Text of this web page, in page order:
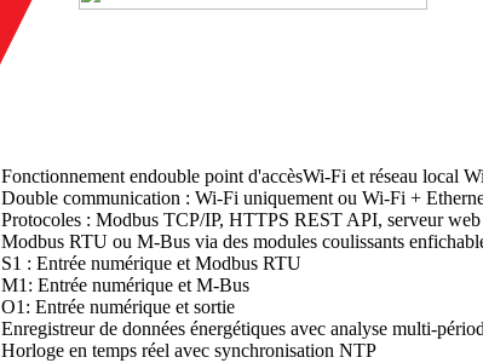
Fonctionnement endouble point d'accèsWi-Fi et réseau local
Double communication : Wi-Fi uniquement ou Wi-Fi +
Protocoles : Modbus TCP/IP, HTTPS REST API, serveur
Modbus RTU ou M-Bus via des modules coulissants
S1 : Entrée numérique et Modbus RTU
M1 : Entrée numérique et M-Bus
O1 : Entrée numérique et sortie
Enregistreur de données énergétiques avec analyse multi-
Horloge en temps réel avec synchronisation NTP